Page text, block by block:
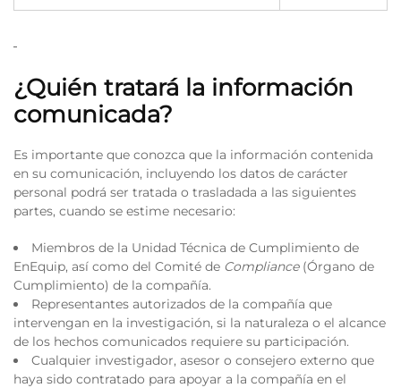
¿Quién tratará la información
comunicada?
Es importante que conozca que la información contenida
en su comunicación, incluyendo los datos de carácter
personal podrá ser tratada o trasladada a las siguientes
partes, cuando se estime necesario:
Miembros de la Unidad Técnica de Cumplimiento de
EnEquip, así como del Comité de Compliance(Órgano de
Cumplimiento) de la compañía.
Representantes autorizados de la compañía que
intervengan en la investigación, si la naturaleza o el alcance
de los hechos comunicados requiere su participación.
Cualquier investigador, asesor o consejero externo que
haya sido contratado para apoyar a la compañía en el